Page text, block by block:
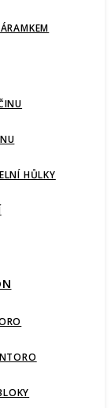
HŮLKY